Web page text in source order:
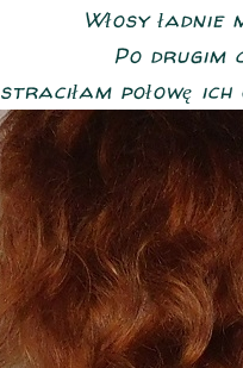
Włosy ładnie
Po drugim
straciłam połowę